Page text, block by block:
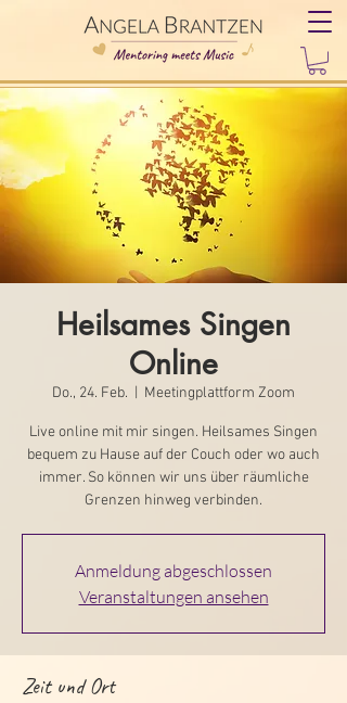
Heilsames Singen
Online
Do., 24. Feb. Meetingplattform Zoom
Live online mit mir singen. Heilsames Singen
bequem zu Hause auf der Couch oder wo auch
immer. So können wir uns über räumliche
Grenzen hinweg verbinden.
Anmeldung abgeschlossen
Veranstaltungen ansehen
Zeit und Ort